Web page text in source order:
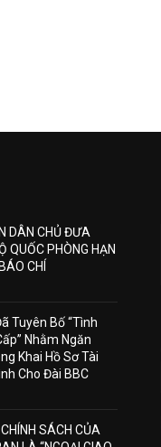
DÂN CHỦ ĐƯA
QUỐC PHÒNG HẠN
CHÍ
Tuyên Bố “Tình
Nhằm Ngăn
Khai Hồ Sơ Tài
Cho Đài BBC
SÁCH CỦA